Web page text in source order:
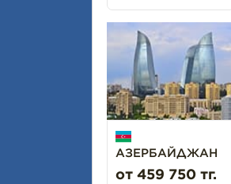
АЗЕРБАЙДЖАН
от 459 750 тг.